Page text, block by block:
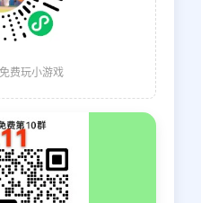
费玩小游戏